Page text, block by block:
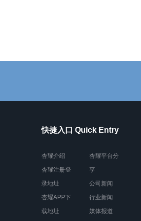
快捷入口 Quick Entry
杏耀介绍
杏耀注册登
录地址
杏耀APP下
载地址
杏耀平台分
享
公司新闻
行业新闻
媒体报道